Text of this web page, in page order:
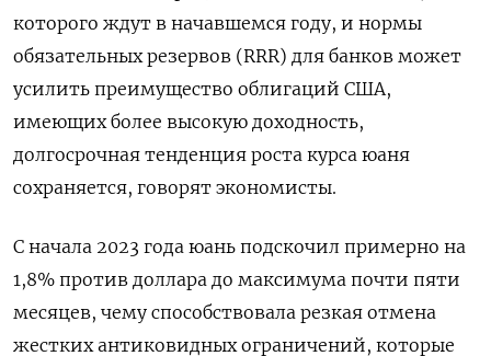
которого ждут в начавшемся году, и нормы
обязательных резервов (RRR) для банков может
усилить преимущество облигаций США,
имеющих более высокую доходность,
долгосрочная тенденция роста курса юаня
сохраняется, говорят экономисты.
С начала 2023 года юань подскочил примерно на
1,8% против доллара до максимума почти пяти
месяцев, чему способствовала резкая отмена
жестких антиковидных ограничений, которые